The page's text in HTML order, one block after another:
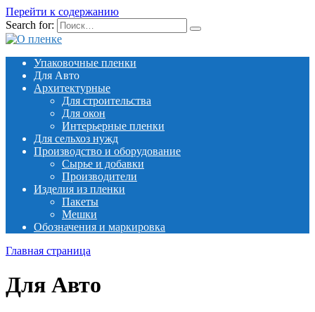
Перейти к содержанию
Search for:
Упаковочные пленки
Для Авто
Архитектурные
Для строительства
Для окон
Интерьерные пленки
Для сельхоз нужд
Производство и оборудование
Сырье и добавки
Производители
Изделия из пленки
Пакеты
Мешки
Обозначения и маркировка
Главная страница
Для Авто